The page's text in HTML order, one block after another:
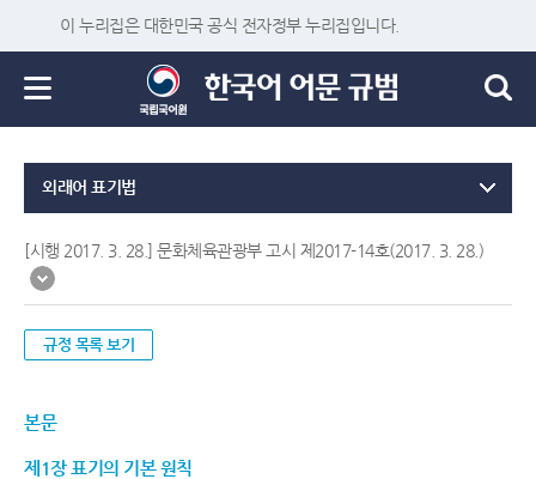
이 누리집은 대한민국 공식 전자정부 누리집입니다.
외래어 표기법
[시행 2017. 3. 28.] 문화체육관광부 고시 제2017-14호(2017. 3. 28.)
규정 목록 보기
본문
제1장 표기의 기본 원칙